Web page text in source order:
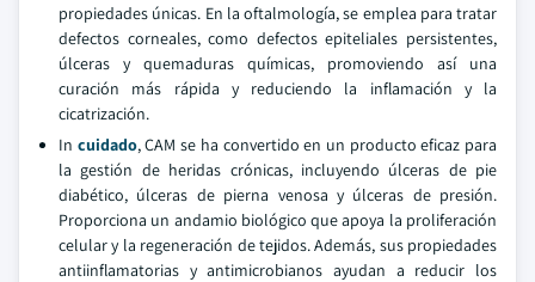
propiedades únicas. En la oftalmología, se emplea para tratar
defectos corneales, como defectos epiteliales persistentes,
úlceras y quemaduras químicas, promoviendo así una
curación más rápida y reduciendo la inflamación y la
cicatrización.
In cuidado, CAM se ha convertido en un producto eficaz para
la gestión de heridas crónicas, incluyendo úlceras de pie
diabético, úlceras de pierna venosa y úlceras de presión.
Proporciona un andamio biológico que apoya la proliferación
celular y la regeneración de tejidos. Además, sus propiedades
antiinflamatorias y antimicrobianos ayudan a reducir los